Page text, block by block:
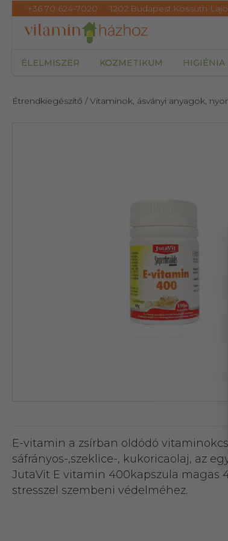
+36 70 624-7020 1202.Budapest.Kossuth
ÉLELMISZER KOZMETIKUM HIGIÉNIA
Étrendkiegészítő / Vitaminok, ásványi anyagok,
E-vitamin a zsírban oldódó
sáfrányos-,szeklice-, kukoricaolaj, az
JutaVit E vitamin 400kapszula magas
stresszel szembeni védelméhez.